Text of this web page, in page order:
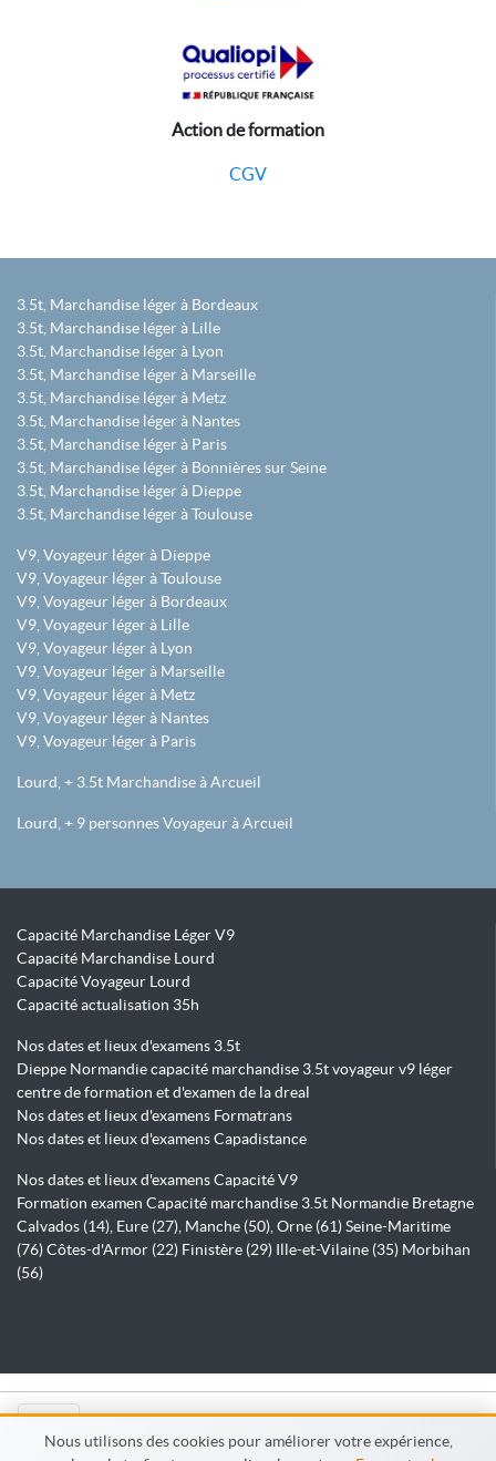
Nous utilisons des cookies pour améliorer votre expérience,
Action de formation
CGV
3.5t, Marchandise léger à Bordeaux
3.5t, Marchandise léger à Lille
3.5t, Marchandise léger à Lyon
3.5t, Marchandise léger à Marseille
3.5t, Marchandise léger à Metz
3.5t, Marchandise léger à Nantes
3.5t, Marchandise léger à Paris
3.5t, Marchandise léger à Bonnières sur Seine
3.5t, Marchandise léger à Dieppe
3.5t, Marchandise léger à Toulouse
V9, Voyageur léger à Dieppe
V9, Voyageur léger à Toulouse
V9, Voyageur léger à Bordeaux
V9, Voyageur léger à Lille
V9, Voyageur léger à Lyon
V9, Voyageur léger à Marseille
V9, Voyageur léger à Metz
V9, Voyageur léger à Nantes
V9, Voyageur léger à Paris
Lourd, + 3.5t Marchandise à Arcueil
Lourd, + 9 personnes Voyageur à Arcueil
Capacité Marchandise Léger V9
Capacité Marchandise Lourd
Capacité Voyageur Lourd
Capacité actualisation 35h
Nos dates et lieux d'examens 3.5t
Dieppe Normandie capacité marchandise 3.5t voyageur v9 léger
centre de formation et d'examen de la dreal
Nos dates et lieux d'examens Formatrans
Nos dates et lieux d'examens Capadistance
Nos dates et lieux d'examens Capacité V9
Formation examen Capacité marchandise 3.5t Normandie Bretagne
Calvados (14), Eure (27), Manche (50), Orne (61) Seine-Maritime
(76) Côtes-d'Armor (22) Finistère (29) Ille-et-Vilaine (35) Morbihan
(56)
© Capadistance.fr 2026